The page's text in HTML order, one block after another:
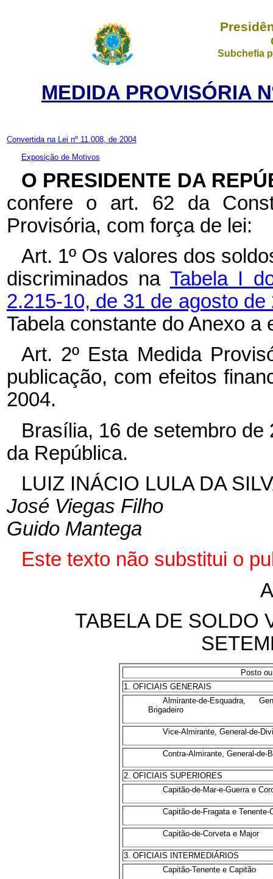
Subchefia
MEDIDA PROVISÓRIA
Convertida na Lei nº 11.008, de 2004
Exposição de Motivos
O PRESIDENTE DA
confere o art. 62 da
Provisória, com força de lei:
Art. 1º Os valores dos
discriminados na Tabela I
2.215-10, de 31 de agosto
Tabela constante do Anexo a
Art. 2º Esta Medida
publicação, com efeitos
2004.
Brasília, 16 de setembro de
da República.
LUIZ INÁCIO LULA DA
José Viegas Filho
Guido Mantega
Este texto não substitui o
TABELA DE SOLDO
Posto
1. OFICIAIS GENERAIS
Almirante-de-Esquadra,
Brigadeiro
Vice-Almirante, General-de-
Contra-Almirante, General-de-
2. OFICIAIS SUPERIORES
Capitão-de-Mar-e-Guerra e
Capitão-de-Fragata e Tenente-
Capitão-de-Corveta e Major
3. OFICIAIS INTERMEDIÁRIOS
Capitão-Tenente e Capitão